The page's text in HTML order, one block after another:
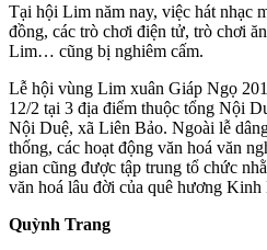
Tại hội Lim năm nay, việc hát nhạc
đồng, các trò chơi điện tử, trò chơi
Lim… cũng bị nghiêm cấm.
Lễ hội vùng Lim xuân Giáp Ngọ
12/2 tại 3 địa điểm thuộc tổng Nội
Nội Duệ, xã Liên Bảo. Ngoài lễ
thống, các hoạt động văn hoá văn
gian cũng được tập trung tổ chức
văn hoá lâu đời của quê hương Kinh
Quỳnh Trang